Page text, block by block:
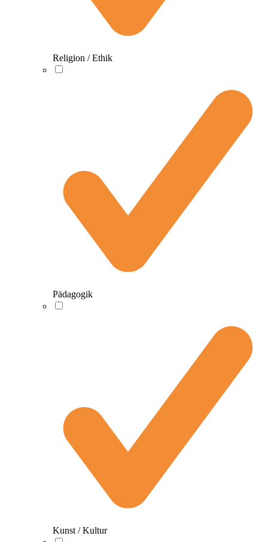
Religion / Ethik
Pädagogik
Kunst / Kultur